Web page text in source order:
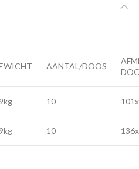
AANTAL/DOOS
10
10